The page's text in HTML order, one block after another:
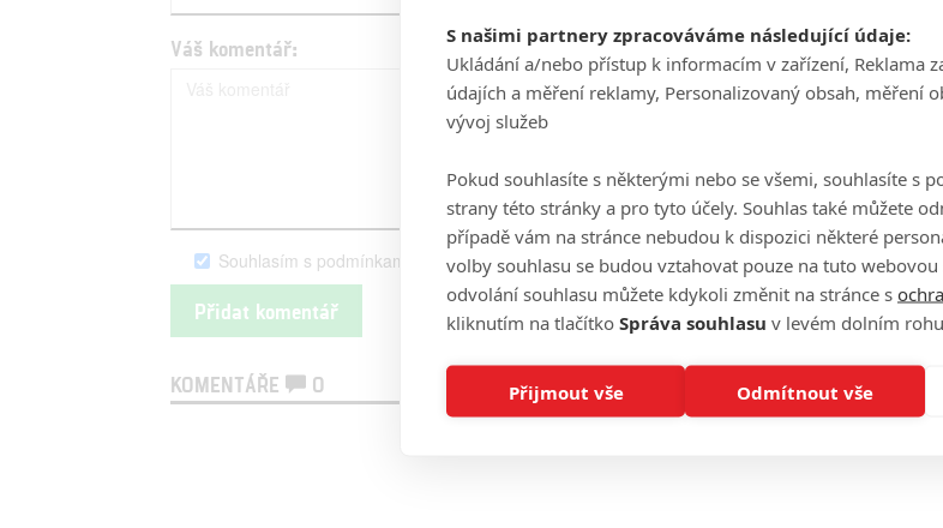
Váš komentář:
Souhlasím s podmínkami serveru FandimeFilmu.cz
KOMENTÁŘE 0
S našimi partnery zpracováváme následující údaje:
Ukládání a/nebo přístup k informacím v zařízení, Reklama
údajích a měření reklamy, Personalizovaný obsah, měření
vývoj služeb
Pokud souhlasíte s některými nebo se všemi, souhlasíte s
strany této stránky a pro tyto účely. Souhlas také můžete
případě vám na stránce nebudou k dispozici některé
volby souhlasu se budou vztahovat pouze na tuto webovou
odvolání souhlasu můžete kdykoli změnit na stránce s
kliknutím na tlačítko Správa souhlasu v levém dolním
Přijmout vše Odmítnout vše